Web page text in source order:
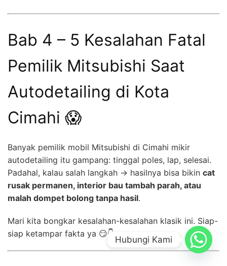
Bab 4 – 5 Kesalahan Fatal
Pemilik Mitsubishi Saat
Autodetailing di Kota
Cimahi 😱
Banyak pemilik mobil Mitsubishi di Cimahi mikir
autodetailing itu gampang: tinggal poles, lap, selesai.
Padahal, kalau salah langkah → hasilnya bisa bikin cat
rusak permanen, interior bau tambah parah, atau
malah dompet bolong tanpa hasil.
Mari kita bongkar kesalahan-kesalahan klasik ini. Siap-
siap ketampar fakta ya 😏👇
Hubungi Kami